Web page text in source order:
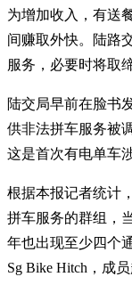
为增加收入，有送
间赚取外快。陆路
服务，必要时将取
陆交局早前在脸书
供非法拼车服务被
这是首次有电单车
根据本报记者统计
拼车服务的群组，
年也出现至少四个
Sg Bike Hitch，成员